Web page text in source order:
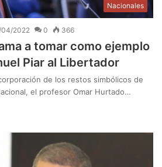
Nacionales
04/2022 0 366
a tomar como ejemplo
Piar al Libertador
de los restos simbólicos de
el profesor Omar Hurtado…